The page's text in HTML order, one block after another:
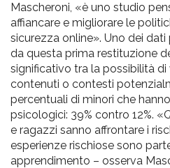
Mascheroni, «è uno studio
affiancare e migliorare le
sicurezza online». Uno dei
da questa prima restituzione
significativo tra la possibilità
contenuti o contesti
percentuali di minori che
psicologici: 39% contro 12%.
e ragazzi sanno affrontare i
esperienze rischiose sono
apprendimento – osserva